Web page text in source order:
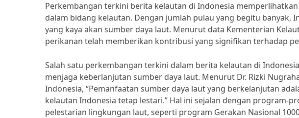
Perkembangan terkini berita kelautan di Indonesia
dalam bidang kelautan. Dengan jumlah pulau yang begitu banyak,
yang kaya akan sumber daya laut. Menurut data Kementerian
perikanan telah memberikan kontribusi yang signifikan terhadap
Salah satu perkembangan terkini dalam berita kelautan di
menjaga keberlanjutan sumber daya laut. Menurut Dr. Rizki
Indonesia, “Pemanfaatan sumber daya laut yang berkelanjutan
kelautan Indonesia tetap lestari.” Hal ini sejalan dengan program-
pelestarian lingkungan laut, seperti program Gerakan Nasional